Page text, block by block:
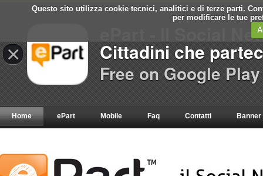
Questo sito utilizza cookie tecnici, analitici e di terze parti.
per modificare le tue
Home ePart Mobile Faq Contatti Banner
×
ePart - Il Social
Cittadini che
Free on Google Play